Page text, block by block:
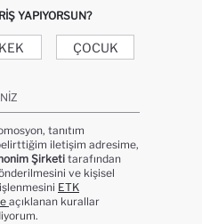
YAPIYORSUN?
ÇOCUK
tanıtım
iletişim adresime,
Şirketi tarafından
ve kişisel
ETK
açıklanan kurallar